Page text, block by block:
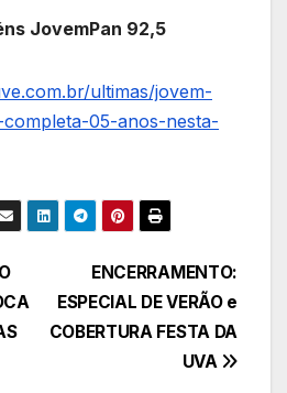
JovemPan 92,5
ultimas/jovem-
05-anos-nesta-
ENCERRAMENTO:
ESPECIAL DE VERÃO e
COBERTURA FESTA DA
UVA